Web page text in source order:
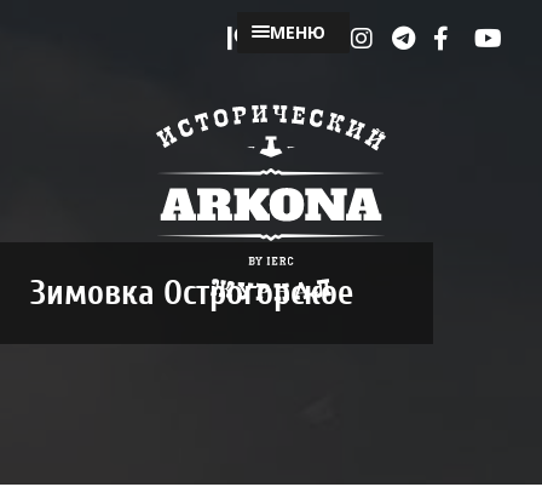
МЕНЮ
Зимовка Острогорское